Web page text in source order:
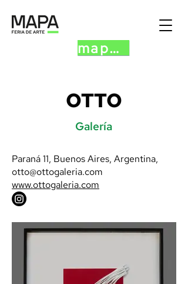
mapa.art
OTTO
Galería
Paraná 11, Buenos Aires, Argentina,
otto@ottogaleria.com
www.ottogaleria.com